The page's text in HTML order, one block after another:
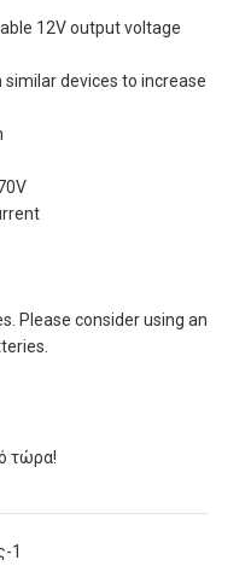
12V output voltage
devices to increase
Please consider using an
τώρα!
1